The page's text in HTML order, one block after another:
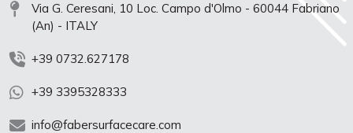
Via G. Ceresani, 10 Loc. Campo d'Olmo - 60044 Fabriano
(An) - ITALY
+39 0732.627178
+39 3395328333
info@fabersurfacecare.com